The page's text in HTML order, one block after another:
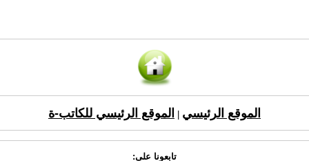
الموقع الرئيسي الموقع الرئيسي للكاتب-ة
تابعونا على: